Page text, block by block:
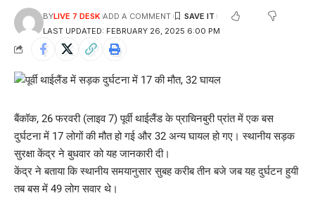
LAST UPDATED: FEBRUARY 26, 2025 6:00 PM
BYLIVE 7 DESK ADD A COMMENT
बैंकॉक, 26 फरवरी (लाइव 7) पूर्वी थाईलैंड के प्राचिनबुरी प्रांत में एक बस
दुर्घटना में 17 लोगों की मौत हो गई और 32 अन्य घायल हो गए। स्थानीय सड़क
सुरक्षा केंद्र ने बुधवार को यह जानकारी दी।
केंद्र ने बताया कि स्थानीय समयानुसार सुबह करीब तीन बजे जब यह दुर्घटन हुयी
तब बस में 49 लोग सवार थे।